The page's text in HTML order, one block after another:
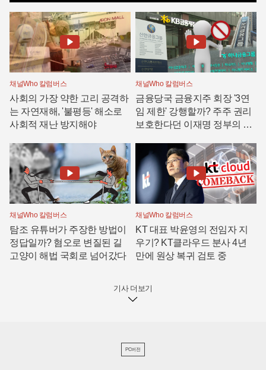
채널Who 칼럼버스
사회의 가장 약한 고리 공격하
는 자연재해, '불평등' 해소로
사회적 재난 방지해야
채널Who 칼럼버스
금융당국 금융지주 회장 '3연
임 제한' 강행할까? 주주 권리
보호한다던 이재명 정부의 모
채널Who 칼럼버스
탐조 유튜버가 주장한 방법이
정답일까? 혐오로 변질된 길
고양이 해법 국회로 넘어갔다
채널Who 칼럼버스
KT 대표 박윤영의 전임자 지
우기? KT클라우드 분사 4년
만에 원상 복귀 검토 중
기사 더보기
PC버전